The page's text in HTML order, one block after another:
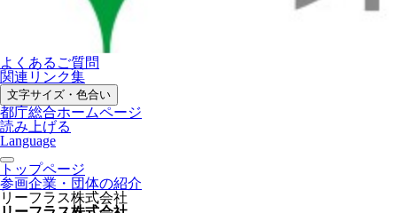
よくあるご質問
関連リンク集
文字サイズ・色合い
都庁総合ホームページ
読み上げる
Language
トップページ
参画企業・団体の紹介
リーフラス株式会社